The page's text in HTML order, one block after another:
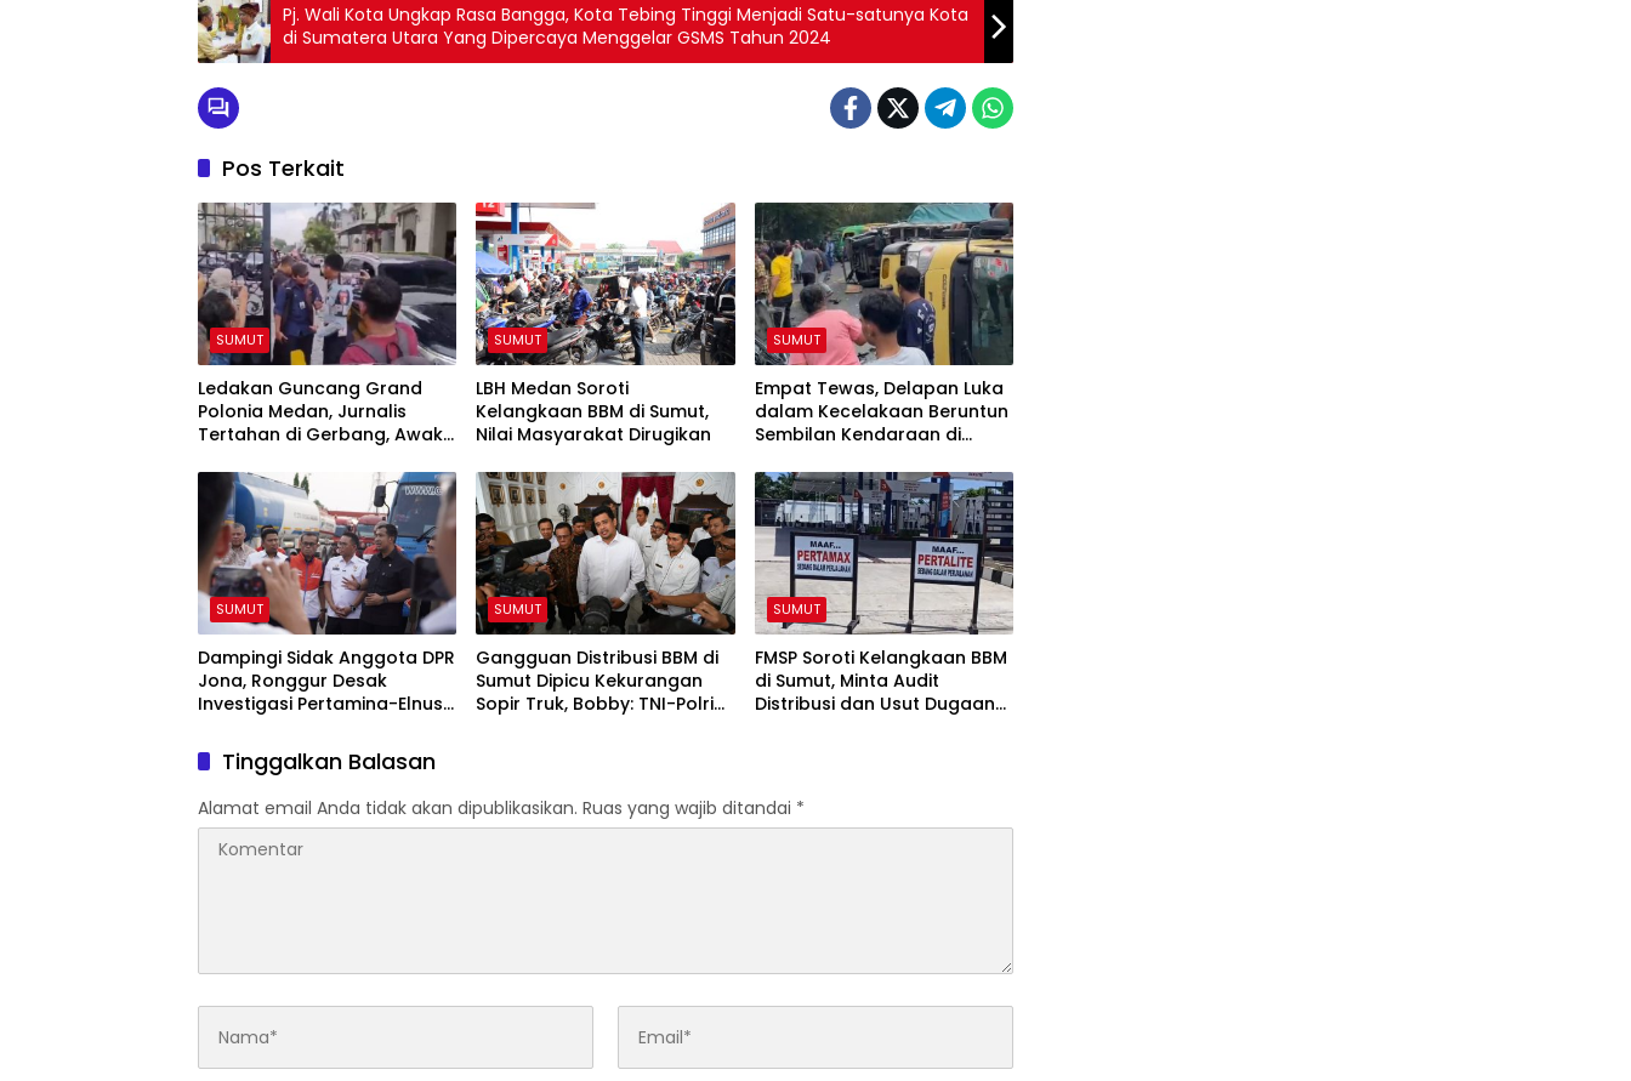
Pj. Wali Kota Ungkap Rasa Bangga, Kota Tebing Tinggi Menjadi Satu-satunya Kota
di Sumatera Utara Yang Dipercaya Menggelar GSMS Tahun 2024
Pos Terkait
SUMUT
Ledakan Guncang Grand
Polonia Medan, Jurnalis
Tertahan di Gerbang, Awak
Lokasi
SUMUT
LBH Medan Soroti
Kelangkaan BBM di Sumut,
Nilai Masyarakat Dirugikan
SUMUT
Empat Tewas, Delapan Luka
dalam Kecelakaan Beruntun
Sembilan Kendaraan di
SUMUT
Dampingi Sidak Anggota DPR
Jona, Ronggur Desak
Investigasi Pertamina-Elnusa
Sumut
SUMUT
Gangguan Distribusi BBM di
Sumut Dipicu Kekurangan
Sopir Truk, Bobby: TNI-Polri
SUMUT
FMSP Soroti Kelangkaan BBM
di Sumut, Minta Audit
Distribusi dan Usut Dugaan
Tinggalkan Balasan
Alamat email Anda tidak akan dipublikasikan. Ruas yang wajib ditandai *